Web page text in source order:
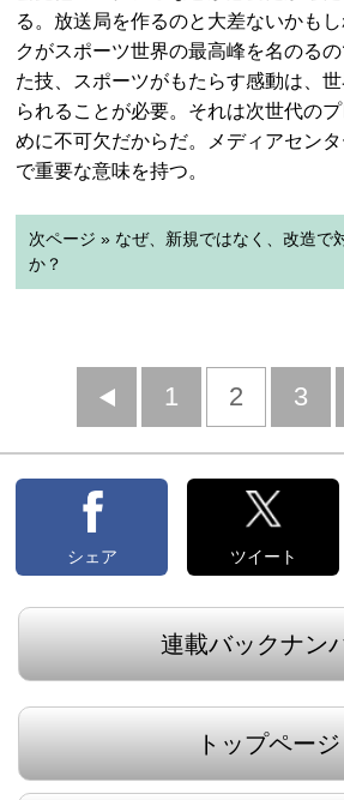
る。放送局を作るのと大差ないかも
クがスポーツ世界の最高峰を名のる
た技、スポーツがもたらす感動は、
られることが必要。それは次世代の
めに不可欠だからだ。メディアセン
で重要な意味を持つ。
次ページ » なぜ、新規ではなく、改造で
か？
前
へ
1 2 3
シェア ツイート
連載バックナン
トップページ